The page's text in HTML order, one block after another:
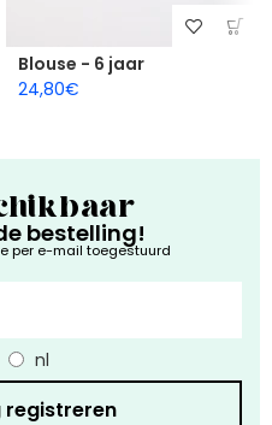
Blouse - 6 jaar
24,80€
bestelling!
per e-mail toegestuurd
nl
registreren